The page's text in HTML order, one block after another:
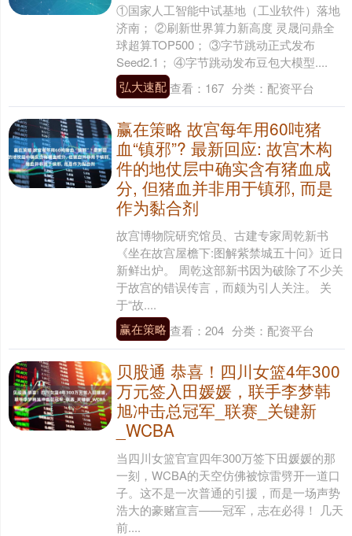
①国家人工智能中试基地（工业软件）落地
济南； ②刷新世界算力新高度 灵晟问鼎全
球超算TOP500； ③字节跳动正式发布
Seed2.1； ④字节跳动发布豆包大模型....
弘大速配查看： 167 分类： 配资平台
赢在策略 故宫每年用60吨猪
血“镇邪”? 最新回应: 故宫木构
件的地仗层中确实含有猪血成
分, 但猪血并非用于镇邪, 而是
作为黏合剂
故宫博物院研究馆员、古建专家周乾新书
《坐在故宫屋檐下:图解紫禁城五十问》近日
新鲜出炉。 周乾这部新书因为破除了不少关
于故宫的错误传言，而颇为引人关注。 关
于“故....
赢在策略 查看： 204 分类： 配资平台
贝股通 恭喜！四川女篮4年300
万元签入田媛媛，联手李梦韩
旭冲击总冠军_联赛_关键新
_WCBA
当四川女篮官宣四年300万签下田媛媛的那
一刻，WCBA的天空仿佛被惊雷劈开一道口
子。这不是一次普通的引援，而是一场声势
浩大的豪赌宣言——冠军，志在必得！ 几天
前....